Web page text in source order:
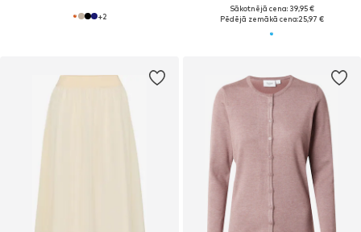
+2
Sākotnējā cena: 39,95 €
Pēdējā zemākā cena:25,97 €